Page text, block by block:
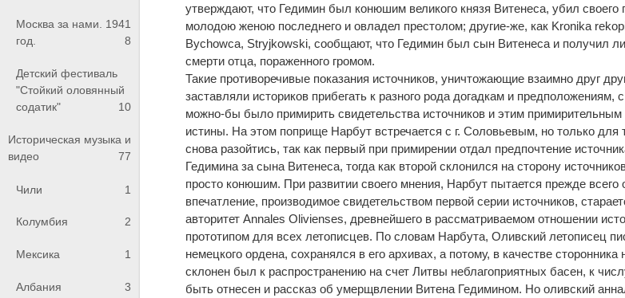
Москва за нами. 1941
год.
8
Детский фестиваль
"Стойкий оловянный
содатик"
10
Историческая музыка и
видео
77
Чили 1
Колумбия 2
Мексика 1
Албания 3
утверждают, что Гедимин был конюшим великого князя Витенеса, убил своего
молодою женою последнего и овладел престолом; другие-же, как Kronika
Bychowca, Stryjkowski, сообщают, что Гедимин был сын Витенеса и получил
смерти отца, пораженного громом.
Такие противоречивые показания источников, уничтожающие взаимно друг
заставляли историков прибегать к разного рода догадкам и
можно-бы было примирить свидетельства источников и этим
истины. На этом поприще Нарбут встречается с г. Соловьевым, но только для
снова разойтись, так как первый при примирении отдал предпочтение
Гедимина за сына Витенеса, тогда как второй склонился на сторону
просто конюшим. При развитии своего мнения, Нарбут пытается прежде всего
впечатление, производимое свидетельством первой серии источников,
авторитет Annales Olivienses, древнейшего в рассматриваемом отношении
прототипом для всех летописцев. По словам Нарбута, Оливский летописец
немецкого ордена, сохранялся в его архивах, а потому, в качестве сторонника
склонен был к распространению на счет Литвы неблагоприятных басен, к
быть отнесен и рассказ об умерщвлении Витена Гедимином. Но оливский